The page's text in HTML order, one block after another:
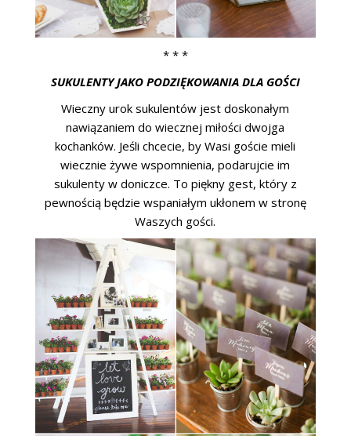
* * *
SUKULENTY JAKO PODZIĘKOWANIA DLA GOŚCI
Wieczny urok sukulentów jest doskonałym
nawiązaniem do wiecznej miłości dwojga
kochanków. Jeśli chcecie, by Wasi goście mieli
wiecznie żywe wspomnienia, podarujcie im
sukulenty w doniczce. To piękny gest, który z
pewnością będzie wspaniałym ukłonem w stronę
Waszych gości.